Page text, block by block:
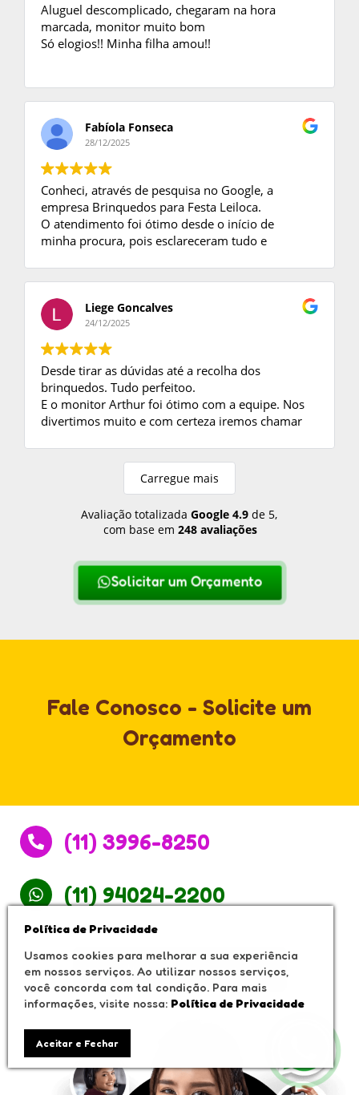
Aluguel descomplicado, chegaram na hora
marcada, monitor muito bom
Só elogios!! Minha filha amou!!
Fabíola Fonseca
28/12/2025
Conheci, através de pesquisa no Google, a
empresa Brinquedos para Festa Leiloca.
O atendimento foi ótimo desde o início de
minha procura, pois esclareceram tudo e
Só tenho a agradecer, as crianças se divertiram
muito com os brinquedos e o monitor foi ótimo.
Liege Goncalves
24/12/2025
Desde tirar as dúvidas até a recolha dos
brinquedos. Tudo perfeitoo.
E o monitor Arthur foi ótimo com a equipe. Nos
divertimos muito e com certeza iremos chamar
Carregue mais
Avaliação totalizada Google 4.9de 5,
com base em 248 avaliações
Solicitar um Orçamento
Fale Conosco - Solicite um
Orçamento
(11) 3996-8250
(11) 94024-2200
Solicitar um Orçamento
Política de Privacidade
Usamos cookies para melhorar a sua experiência
em nossos serviços. Ao utilizar nossos serviços,
você concorda com tal condição. Para mais
informações, visite nossa: Política de Privacidade
Aceitar e Fechar